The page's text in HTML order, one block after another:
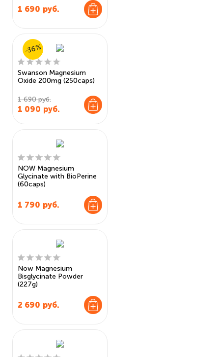
1 690 руб.
Swanson Magnesium
Oxide 200mg (250caps)
1 690 руб.
1 090 руб.
-36%
NOW Magnesium
Glycinate with BioPerine
(60caps)
1 790 руб.
Now Magnesium
Bisglycinate Powder
(227g)
2 690 руб.